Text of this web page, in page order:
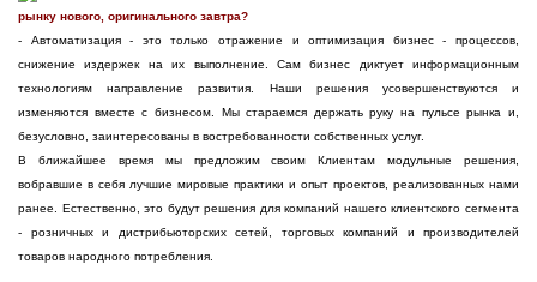
рынку нового, оригинального завтра?
- Автоматизация - это только отражение и оптимизация бизнес - процессов,
снижение издержек на их выполнение. Сам бизнес диктует информационным
технологиям направление развития. Наши решения усовершенствуются и
изменяются вместе с бизнесом. Мы стараемся держать руку на пульсе рынка и,
безусловно, заинтересованы в востребованности собственных услуг.
В ближайшее время мы предложим своим Клиентам модульные решения,
вобравшие в себя лучшие мировые практики и опыт проектов, реализованных нами
ранее. Естественно, это будут решения для компаний нашего клиентского сегмента
- розничных и дистрибьюторских сетей, торговых компаний и производителей
товаров народного потребления.